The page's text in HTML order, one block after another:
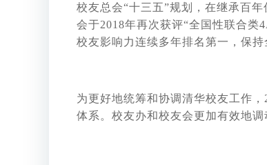
校友总会“十三五”规划，在继承百
会于2018年再次获评“全国性联合类
校友影响力连续多年排名第一，保持
为更好地统筹和协调清华校友工作
体系。校友办和校友会更加有效地